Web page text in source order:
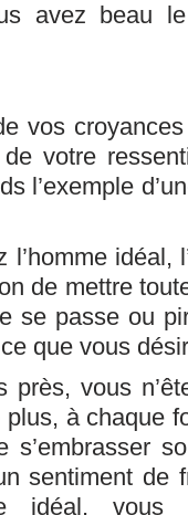
avez beau
vos
votre
l’exemple
l’homme idéal,
de mettre
se passe ou
que vous
près, vous
à chaque
s’embrasser
sentiment de
idéal,